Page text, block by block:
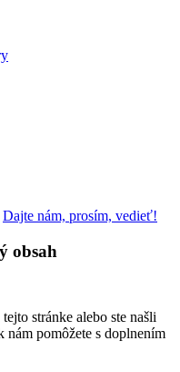
Dajte nám, prosím, vedieť!
obsah
stránke alebo ste našli
pomôžete s doplnením